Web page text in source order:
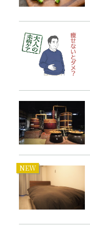
NEW